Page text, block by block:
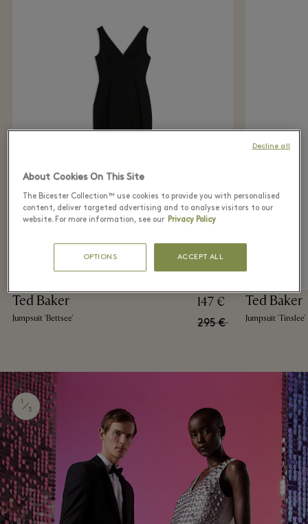
Ted Baker
Jumpsuit 'Bettsee'
147 €
295 €
Ted Baker
Jumpsuit 'Tinslee'
1
3
About Cookies On This Site
The Bicester Collection™ use cookies to provide you with personalised
content, deliver targeted advertising and to analyse visitors to our
website. For more information, see our Privacy Policy
OPTIONS ACCEPT ALL
Decline all